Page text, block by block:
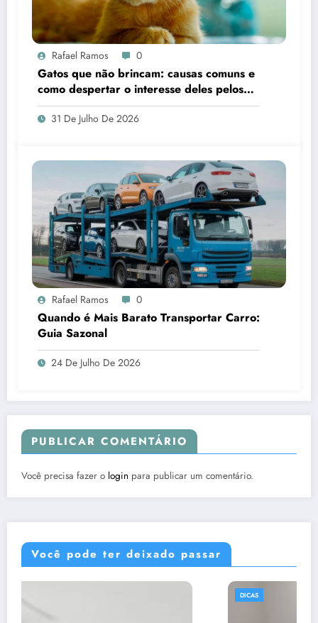
Rafael Ramos 0
Gatos que não brincam: causas comuns e
como despertar o interesse deles pelos
brinquedos
31 De Julho De 2026
Rafael Ramos 0
Quando é Mais Barato Transportar Carro:
Guia Sazonal
24 De Julho De 2026
PUBLICAR COMENTÁRIO
Você precisa fazer o login para publicar um comentário.
Você pode ter deixado passar